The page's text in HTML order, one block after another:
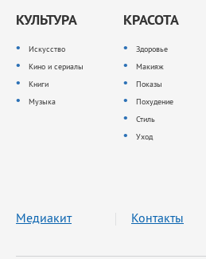
КУЛЬТУРА
Искусство
Кино и сериалы
Книги
Музыка
КРАСОТА
Здоровье
Макияж
Показы
Похудение
Стиль
Уход
Медиакит Контакты